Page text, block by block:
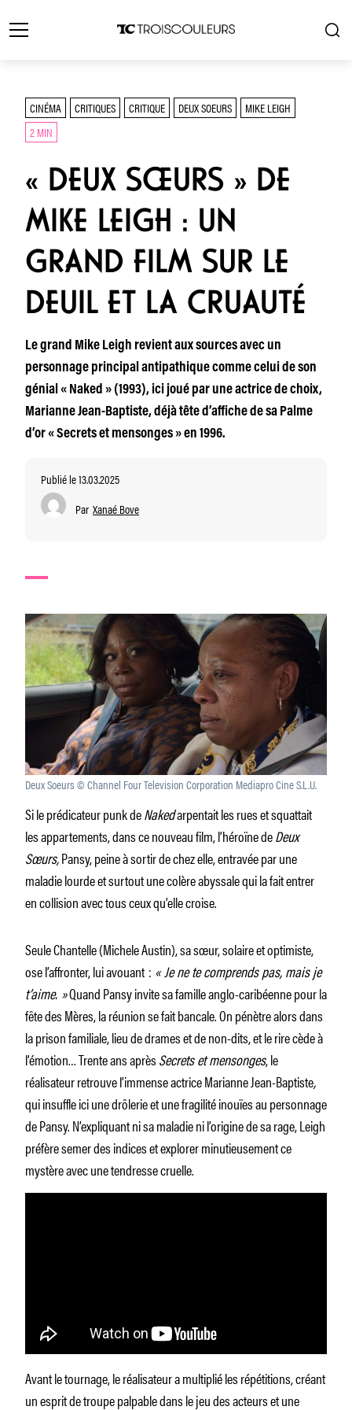
CINÉMA CRITIQUES CRITIQUE DEUX SOEURS
MIKE LEIGH
2 MIN
« DEUX SŒURS » DE
MIKE LEIGH : UN
GRAND FILM SUR LE
DEUIL ET LA CRUAUTÉ
Le grand Mike Leigh revient aux sources avec un
personnage principal antipathique comme celui de son
génial « Naked » (1993), ici joué par une actrice de choix,
Marianne Jean-Baptiste, déjà tête d’affiche de sa Palme
d’or « Secrets et mensonges » en 1996.
Publié le 13.03.2025
Par Xanaé Bove
Deux Soeurs © Channel Four Television Corporation Mediapro Cine S.L.U.
Si le prédicateur punk deNakedarpentait les rues et squattait
les appartements, dans ce nouveau film, l’héroïne deDeux
Sœurs,Pansy, peine à sortir de chez elle, entravée par une
maladie lourde et surtout une colère abyssale qui la fait entrer
en collision avec tous ceux qu’elle croise.
Seule Chantelle (Michele Austin), sa sœur, solaire et optimiste,
ose l’affronter, lui avouant : « Je ne te comprends pas, mais je
t’aime. »Quand Pansy invite sa famille anglo-caribéenne pour la
fête des Mères, la réunion se fait bancale. On pénètre alors dans
la prison familiale, lieu de drames et de non-dits, et le rire cède à
l’émotion… Trente ans aprèsSecrets et mensonges, le
réalisateur retrouve l’immense actrice Marianne Jean-Baptiste,
qui insuffle ici une drôlerie et une fragilité inouïes au personnage
de Pansy. N’expliquant ni sa maladie ni l’origine de sa rage, Leigh
préfère semer des indices et explorer minutieusement ce
mystère avec une tendresse cruelle.
Avant le tournage, le réalisateur a multiplié les répétitions, créant
un esprit de troupe palpable dans le jeu des acteurs et une